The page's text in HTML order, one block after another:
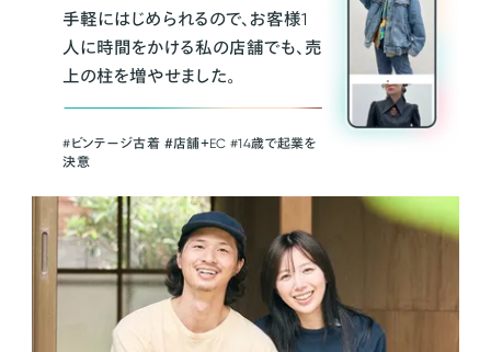
手軽にはじめられるので、お客様1
人に時間をかける私の店舗でも、売
上の柱を増やせました。
#ビンテージ古着 ＃店舗＋EC #14歳で起業を
決意